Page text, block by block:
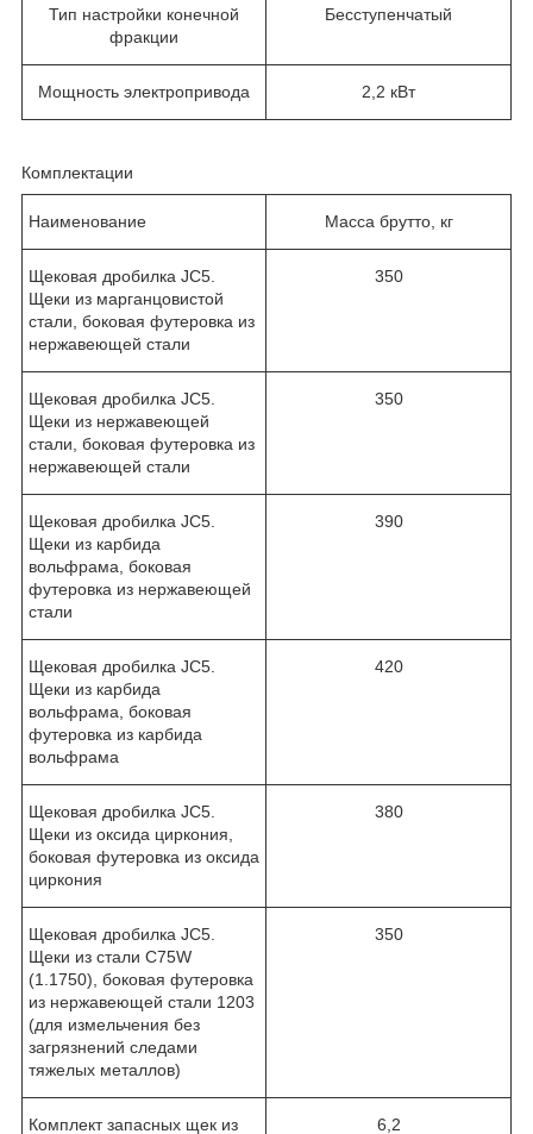
Тип настройки конечной
фракции
Бесступенчатый
Мощность электропривода 2,2 кВт
Комплектации
Наименование Масса брутто, кг
Щековая дробилка JC5.
Щеки из марганцовистой
стали, боковая футеровка из
нержавеющей стали
350
Щековая дробилка JC5.
Щеки из нержавеющей
стали, боковая футеровка из
нержавеющей стали
350
Щековая дробилка JC5.
Щеки из карбида
вольфрама, боковая
футеровка из нержавеющей
стали
390
Щековая дробилка JC5.
Щеки из карбида
вольфрама, боковая
футеровка из карбида
вольфрама
420
Щековая дробилка JC5.
Щеки из оксида циркония,
боковая футеровка из оксида
циркония
380
Щековая дробилка JC5.
Щеки из стали C75W
(1.1750), боковая футеровка
из нержавеющей стали 1203
(для измельчения без
загрязнений следами
тяжелых металлов)
350
Комплект запасных щек из 6,2